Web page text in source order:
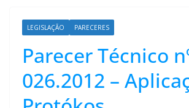
LEGISLAÇÃO PARECERES
Parecer Técnico
026.2012 –